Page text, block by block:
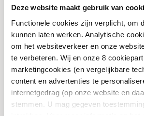
Deze website maakt gebruik van
Functionele cookies zijn verplicht, om
kunnen laten werken. Analytische
om het websiteverkeer en onze
te verbeteren. Wij en onze 8
marketingcookies (en vergelijkbare
content en advertenties te
internetgedrag (op onze website en
stemmen. U mag gegeven
The Windmill – Smashburger
€26,95
Bekijk